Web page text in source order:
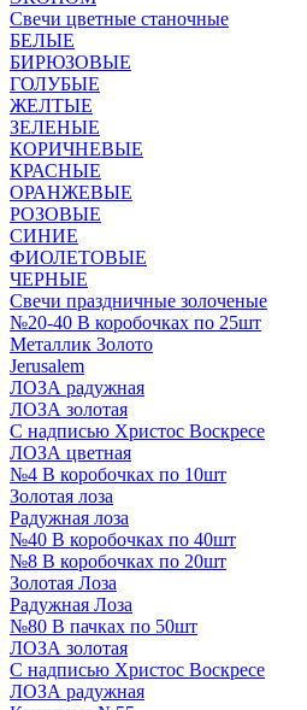
Свечи цветные станочные
БЕЛЫЕ
БИРЮЗОВЫЕ
ГОЛУБЫЕ
ЖЕЛТЫЕ
ЗЕЛЕНЫЕ
КОРИЧНЕВЫЕ
КРАСНЫЕ
ОРАНЖЕВЫЕ
РОЗОВЫЕ
СИНИЕ
ФИОЛЕТОВЫЕ
ЧЕРНЫЕ
Свечи праздничные золоченые
№20-40 В коробочках по 25шт
Металлик Золото
Jerusalem
ЛОЗА радужная
ЛОЗА золотая
С надписью Христос Воскресе
ЛОЗА цветная
№4 В коробочках по 10шт
Золотая лоза
Радужная лоза
№40 В коробочках по 40шт
№8 В коробочках по 20шт
Золотая Лоза
Радужная Лоза
№80 В пачках по 50шт
ЛОЗА золотая
С надписью Христос Воскресе
ЛОЗА радужная